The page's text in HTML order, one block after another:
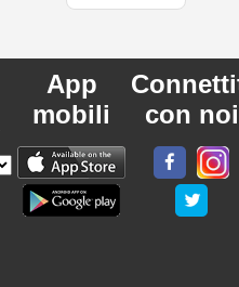
App
mobili
con noi